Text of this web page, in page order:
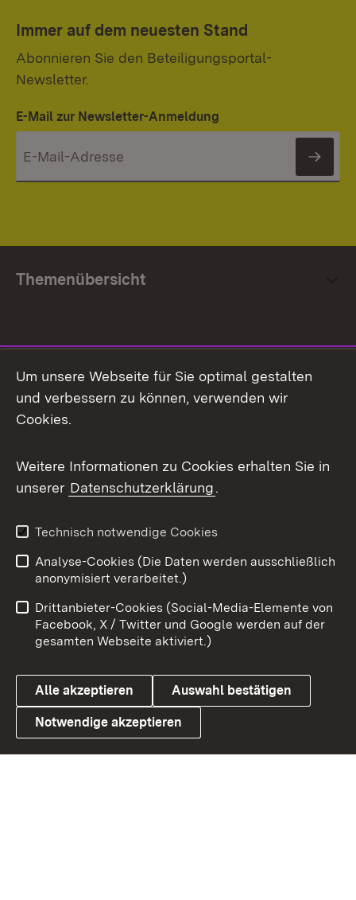
Immer auf dem neuesten Stand
Abonnieren Sie den Beteiligungsportal-
Newsletter.
E-Mail zur Newsletter-Anmeldung
Themenübersicht
Facebook
X / Twitter
Youtube
Link zum Landesportal
Impressum
Kontakt
Barrierefreiheit
Datenschutz
Cookies
Um unsere Webseite für Sie optimal gestalten
und verbessern zu können, verwenden wir
Cookies.
Weitere Informationen zu Cookies erhalten Sie in
unserer Datenschutzerklärung.
Technisch notwendige Cookies
Analyse-Cookies (Die Daten werden ausschließlich
anonymisiert verarbeitet.)
Drittanbieter-Cookies (Social-Media-Elemente von
Facebook, X / Twitter und Google werden auf der
gesamten Webseite aktiviert.)
Alle akzeptieren Auswahl bestätigen
Notwendige akzeptieren